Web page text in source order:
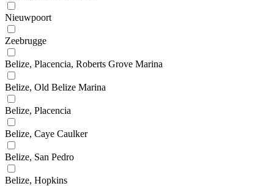
Nieuwpoort
Zeebrugge
Belize, Placencia, Roberts Grove Marina
Belize, Old Belize Marina
Belize, Placencia
Belize, Caye Caulker
Belize, San Pedro
Belize, Hopkins